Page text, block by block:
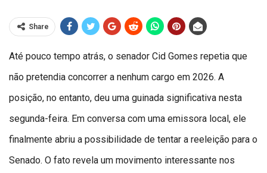
Share
Até pouco tempo atrás, o senador Cid Gomes repetia que
não pretendia concorrer a nenhum cargo em 2026. A
posição, no entanto, deu uma guinada significativa nesta
segunda-feira. Em conversa com uma emissora local, ele
finalmente abriu a possibilidade de tentar a reeleição para o
Senado. O fato revela um movimento interessante nos